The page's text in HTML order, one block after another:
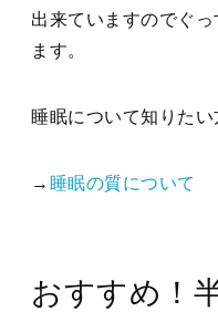
出来ていますのでぐ
ます。
睡眠について知りた
→ 睡眠の質について
おすすめ！